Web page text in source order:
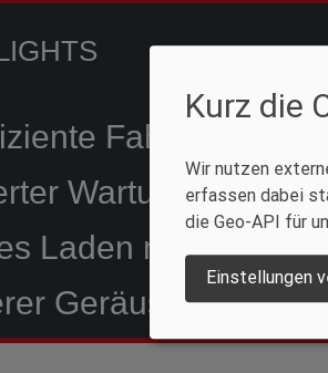
Fahrmodi
Wartungsbedarf
Laden mit 2x CCS2
Geräuschpegel
Kurz die
Wir nutzen
erfassen dabei
die Geo-API für
Einstellungen